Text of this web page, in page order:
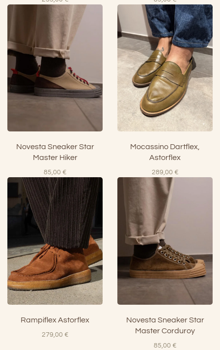
Novesta Sneaker Star
Master Hiker
85,00 €
Mocassino Dartflex,
Astorflex
289,00 €
Rampiflex Astorflex
279,00 €
Novesta Sneaker Star
Master Corduroy
85,00 €